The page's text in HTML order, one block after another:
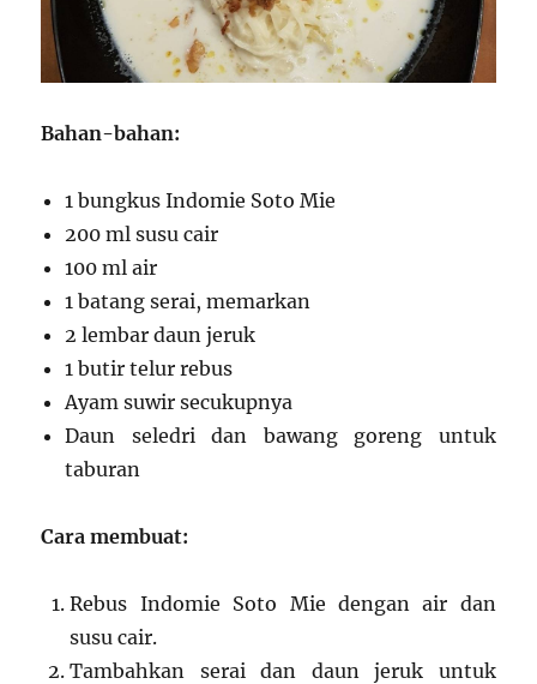
Bahan-bahan:
1 bungkus Indomie Soto Mie
200 ml susu cair
100 ml air
1 batang serai, memarkan
2 lembar daun jeruk
1 butir telur rebus
Ayam suwir secukupnya
Daun seledri dan bawang goreng untuk
taburan
Cara membuat:
Rebus Indomie Soto Mie dengan air dan
susu cair.
Tambahkan serai dan daun jeruk untuk